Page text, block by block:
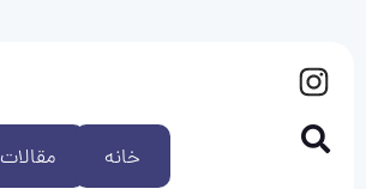
مقالات خانه